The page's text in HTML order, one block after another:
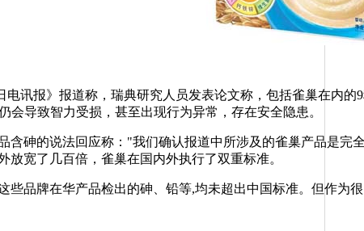
电讯报》报道称，瑞典研究人员发表论文称，包括雀巢在内
会导致智力受损，甚至出现行为异常，存在安全隐患。
砷的说法回应称："我们确认报道中所涉及的雀巢产品是完
放宽了几百倍，雀巢在国内外执行了双重标准。
牌在华产品检出的砷、铅等,均未超出中国标准。但作为很